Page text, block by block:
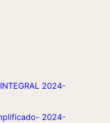
2024-
2024-